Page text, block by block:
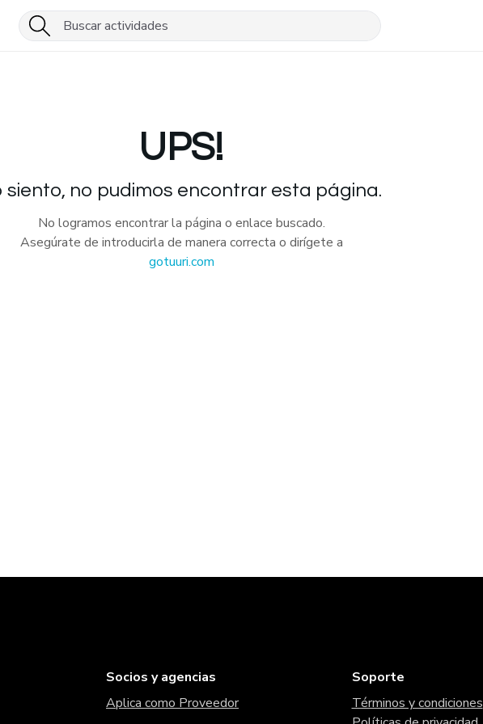
UPS!
siento, no pudimos encontrar esta página.
No logramos encontrar la página o enlace buscado.
Asegúrate de introducirla de manera correcta o dirígete a
gotuuri.com
Socios y agencias
Aplica como Proveedor
Soporte
Términos y condiciones